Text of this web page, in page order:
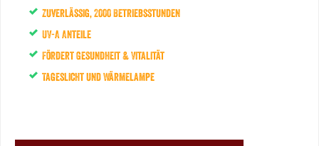
Zuverlässig, 2000 Betriebsstunden
UV-A Anteile
Fördert Gesundheit & Vitalität
Tageslicht und Wärmelampe